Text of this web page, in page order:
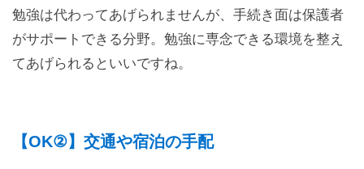
勉強は代わってあげられませんが、手続き面は保護者
がサポートできる分野。勉強に専念できる環境を整え
てあげられるといいですね。
【OK②】交通や宿泊の手配